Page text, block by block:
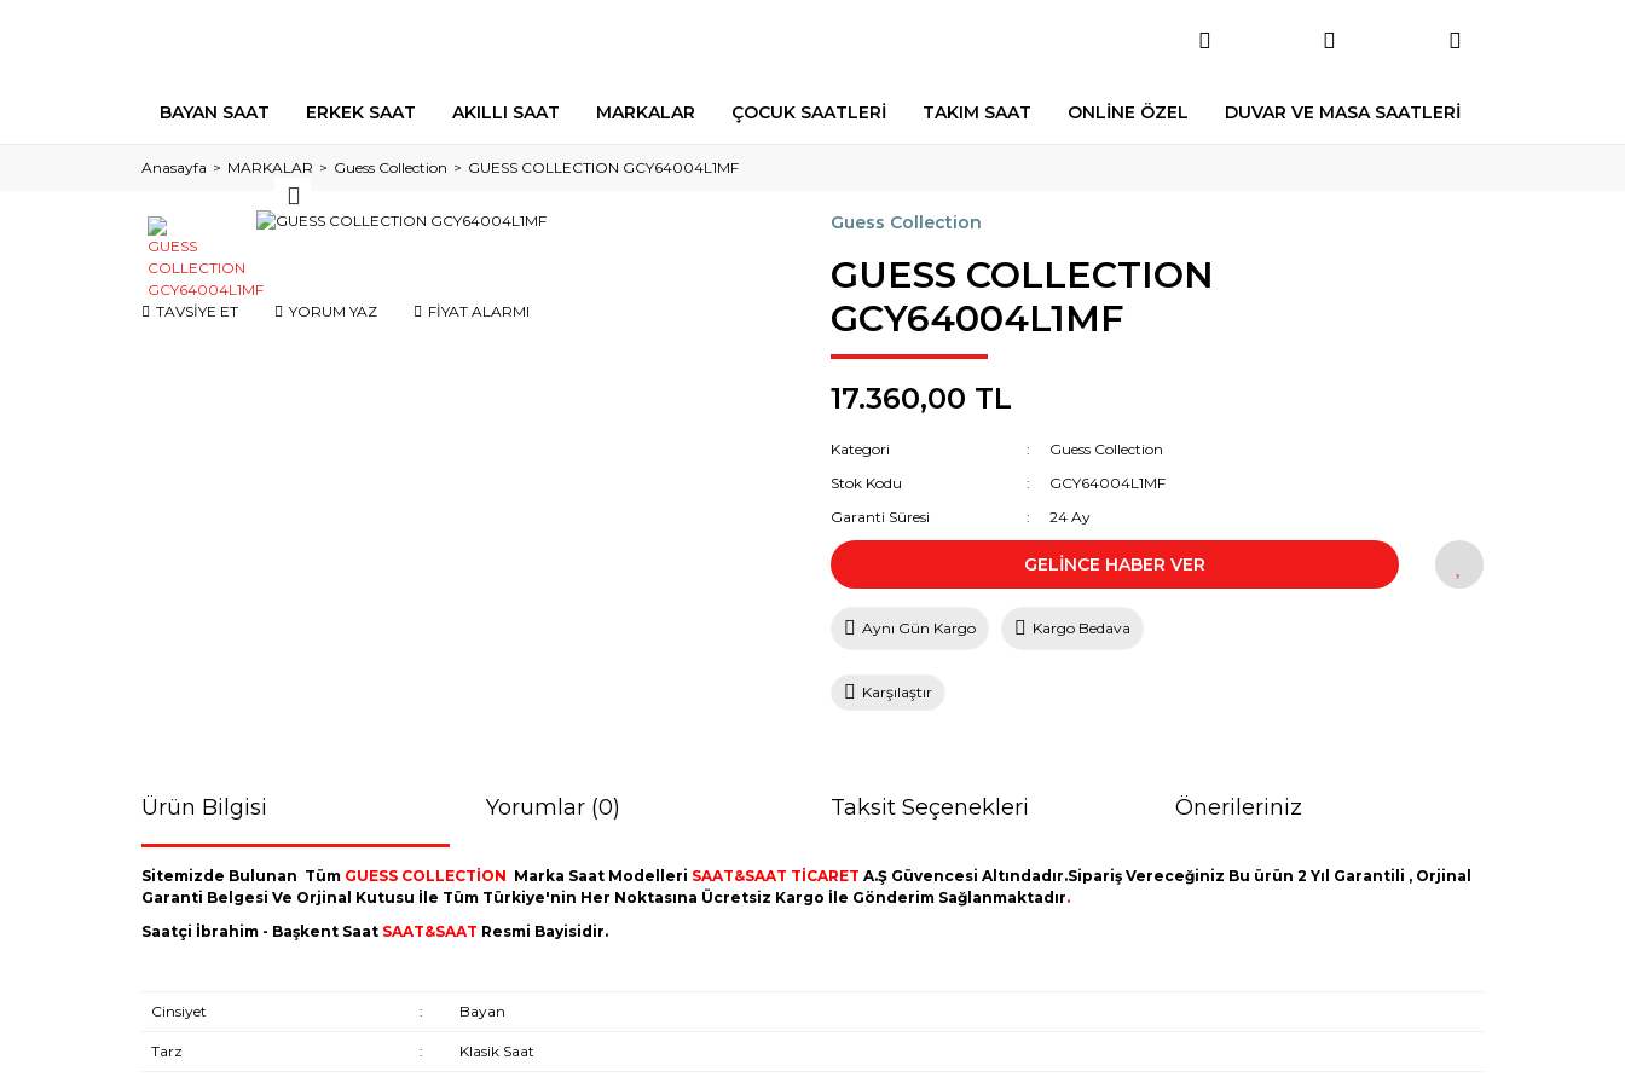
BAYAN SAAT ERKEK SAAT AKILLI SAAT MARKALAR ÇOCUK SAATLERİ TAKIM SAAT ONLİNE ÖZEL DUVAR VE MASA SAATLERİ
Anasayfa MARKALAR Guess Collection GUESS COLLECTION GCY64004L1MF
TAVSİYE ET YORUM YAZ FİYAT ALARMI
Guess Collection
GUESS COLLECTION
GCY64004L1MF
17.360,00 TL
Kategori
Guess Collection
Stok Kodu
GCY64004L1MF
Garanti Süresi
24 Ay
GELİNCE HABER VER
Aynı Gün Kargo Kargo Bedava
Karşılaştır
Ürün Bilgisi Yorumlar (0) Taksit Seçenekleri Önerileriniz
Sitemizde Bulunan Tüm GUESS COLLECTİON Marka Saat Modelleri SAAT&SAAT TİCARET A.Ş Güvencesi Altındadır.Sipariş Vereceğiniz Bu ürün 2 Yıl Garantili , Orjinal
Garanti Belgesi Ve Orjinal Kutusu İle Tüm Türkiye'nin Her Noktasına Ücretsiz Kargo İle Gönderim Sağlanmaktadır.
Saatçi İbrahim - Başkent Saat SAAT&SAAT Resmi Bayisidir.
Cinsiyet : Bayan
Tarz : Klasik Saat